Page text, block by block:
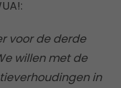
voor de derde
willen met de
in